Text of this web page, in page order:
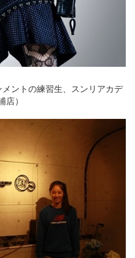
ントの練習生、スンリアカデ
店）